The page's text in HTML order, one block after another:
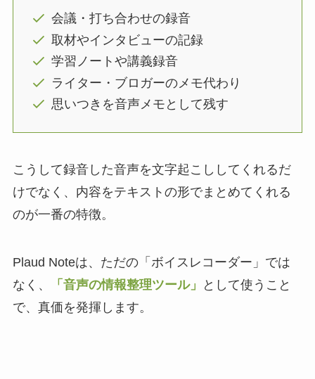
会議・打ち合わせの録音
取材やインタビューの記録
学習ノートや講義録音
ライター・ブロガーのメモ代わり
思いつきを音声メモとして残す
こうして録音した音声を文字起こししてくれるだ
けでなく、内容をテキストの形でまとめてくれる
のが一番の特徴。
Plaud Noteは、ただの「ボイスレコーダー」では
なく、
「音声の情報整理ツール」
として使うこと
で、真価を発揮します。